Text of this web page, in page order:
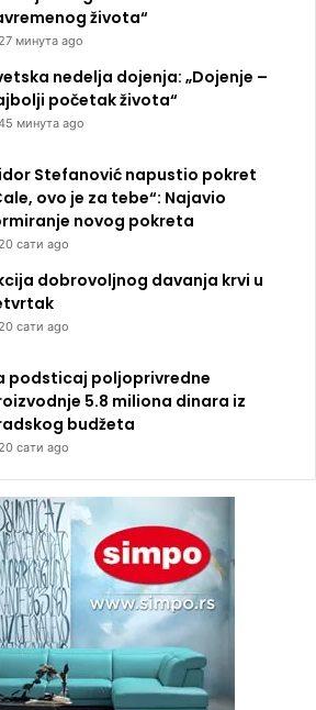
života“
27 минута ago
nedelja dojenja: „Dojenje –
početak života“
минута ago
Stefanović napustio pokret
ovo je za tebe“: Najavio
novog pokreta
20 сати ago
dobrovoljnog davanja krvi u
20 сати ago
podsticaj poljoprivredne
5.8 miliona dinara iz
budžeta
20 сати ago